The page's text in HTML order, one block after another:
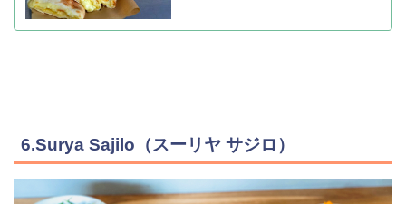
6.Surya Sajilo（スーリヤ サジロ）